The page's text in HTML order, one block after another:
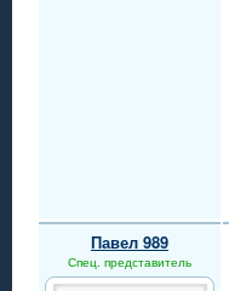
Павел 989
Спец. представитель